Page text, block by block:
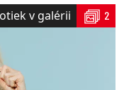
v galérii 2